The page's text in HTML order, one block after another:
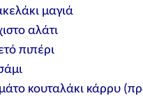
μαγιά
αλάτι
πιπέρι
κουταλάκι κάρρυ